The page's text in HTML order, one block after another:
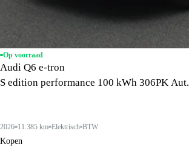
Op voorraad
Audi Q6 e-tron
S edition performance 100 kWh 306PK Aut.
2026 11.385 km Elektrisch BTW
Kopen